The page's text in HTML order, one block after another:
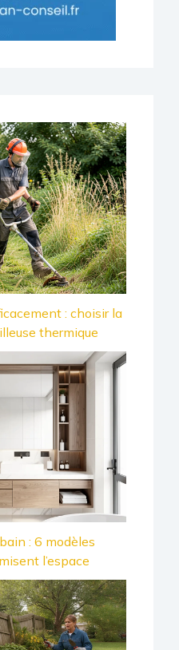
: choisir la
thermique
: 6 modèles
l’espace